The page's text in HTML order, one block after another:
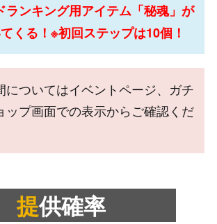
ランキング用アイテム「秘魂」が
くる！※初回ステップは10個！
についてはイベントページ、ガチ
ップ画面での表示からご確認くだ
提供確率